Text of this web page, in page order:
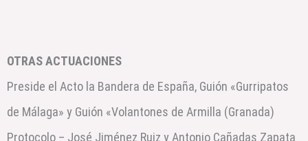
OTRAS ACTUACIONES
Preside el Acto la Bandera de España, Guión «Gurripatos
de Málaga» y Guión «Volantones de Armilla (Granada)
Protocolo – José Jiménez Ruiz y Antonio Cañadas Zapata